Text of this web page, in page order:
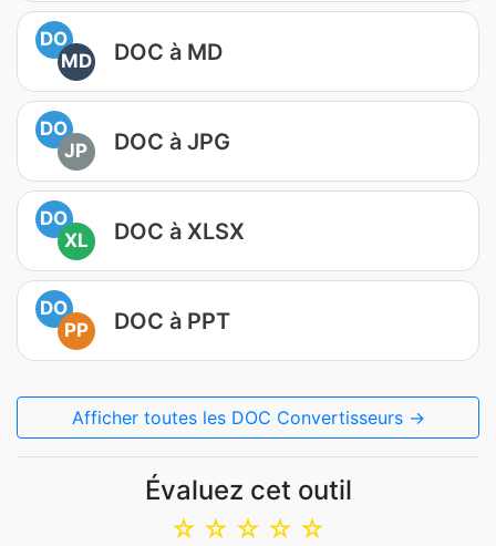
DO
MD
DOC à MD
DO
JP
DOC à JPG
DO
XL
DOC à XLSX
DO
PP
DOC à PPT
Afficher toutes les DOC Convertisseurs →
Évaluez cet outil
☆
☆
☆
☆
☆